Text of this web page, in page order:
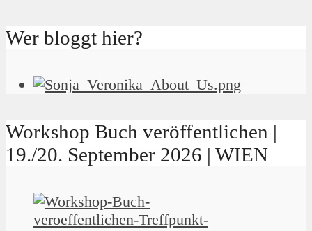
Wer bloggt hier?
Workshop Buch veröffentlichen |
19./20. September 2026 | WIEN